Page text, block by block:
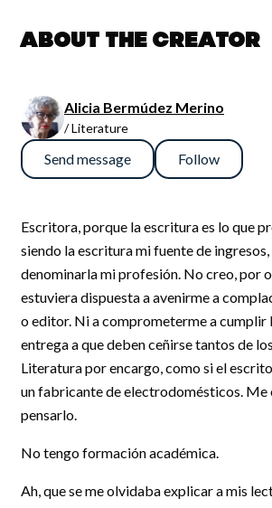
About the creator
Alicia Bermúdez Merino
/ Literature
Send message Follow
Escritora, porque la escritura es lo que
siendo la escritura mi fuente de
denominarla mi profesión. No creo, por
estuviera dispuesta a avenirme a
o editor. Ni a comprometerme a cumplir
entrega a que deben ceñirse tantos de
Literatura por encargo, como si el
un fabricante de electrodomésticos. Me
pensarlo.
No tengo formación académica.
Ah, que se me olvidaba explicar a mis